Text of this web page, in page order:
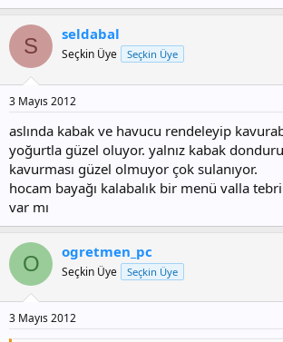
S seldabal
Seçkin Üye Seçkin Üye
3 Mayıs 2012
aslında kabak ve havucu rendeleyip
yoğurtla güzel oluyor. yalnız kabak
kavurması güzel olmuyor çok sulanıyor.
hocam bayağı kalabalık bir menü valla
var mı
O ogretmen_pc
Seçkin Üye Seçkin Üye
3 Mayıs 2012